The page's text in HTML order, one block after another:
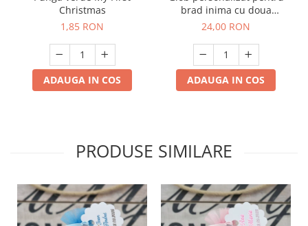
Christmas
1,85 RON
ADAUGA IN COS
brad inima cu doua
fotografii
24,00 RON
ADAUGA IN COS
PRODUSE SIMILARE